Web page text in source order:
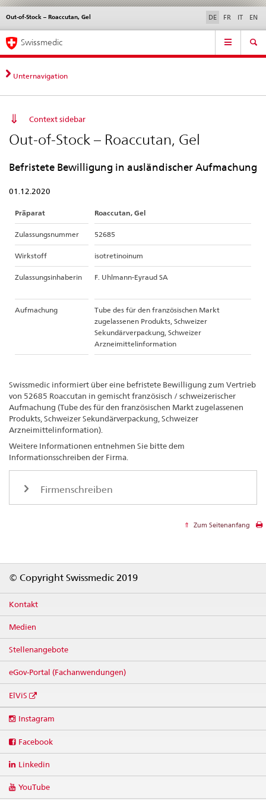
Direktnavigation
News,
Rechtsgrundlagen,
Kontakt
News & Updates Kontakt | Support & Hilfe
Out-of-Stock – Roaccutan, Gel
Sprachwahl DE FR IT EN
Service
Hauptnavigation
Swissmedic
Unternavigation
Context sidebar
Out-of-Stock – Roaccutan, Gel
Befristete Bewilligung in ausländischer Aufmachung
01.12.2020
Präparat Roaccutan, Gel
Zulassungsnummer 52685
Wirkstoff isotretinoinum
Zulassungsinhaberin F. Uhlmann-Eyraud SA
Aufmachung
Tube des für den französischen Markt
zugelassenen Produkts, Schweizer
Sekundärverpackung, Schweizer
Arzneimittelinformation
Swissmedic informiert über eine befristete Bewilligung zum Vertrieb
von 52685 Roaccutan in gemischt französisch / schweizerischer
Aufmachung (Tube des für den französischen Markt zugelassenen
Produkts, Schweizer Sekundärverpackung, Schweizer
Arzneimittelinformation).
Weitere Informationen entnehmen Sie bitte dem
Informationsschreiben der Firma.
Firmenschreiben
Zum Seitenanfang
© Copyright Swissmedic 2019
Kontakt
Medien
Stellenangebote
eGov-Portal (Fachanwendungen)
ElViS
media
Instagram
Facebook
Linkedin
YouTube